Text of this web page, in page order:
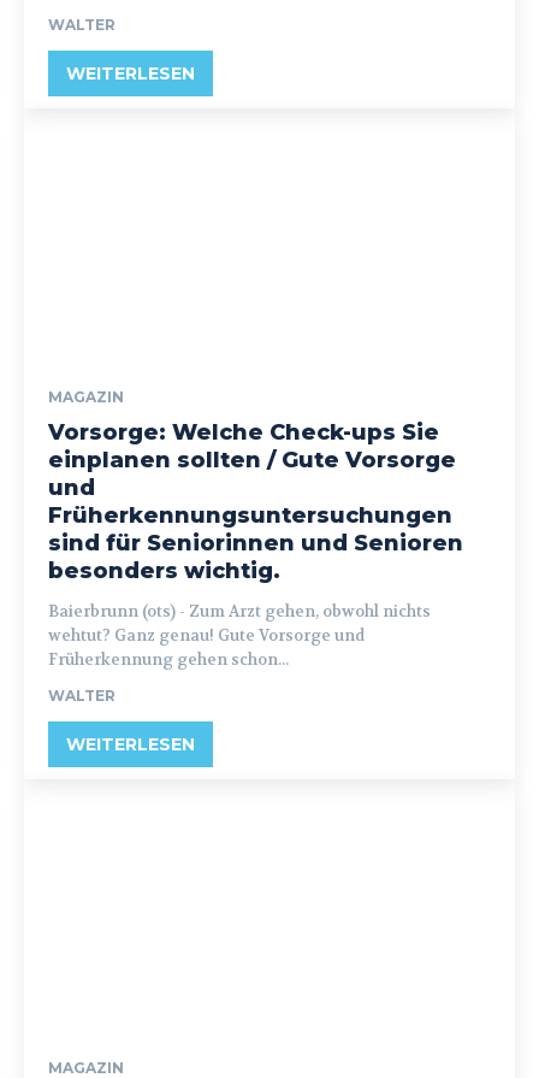
WALTER
WEITERLESEN
MAGAZIN
Vorsorge: Welche Check-ups Sie
einplanen sollten / Gute Vorsorge
und
Früherkennungsuntersuchungen
sind für Seniorinnen und Senioren
besonders wichtig.
Baierbrunn (ots) - Zum Arzt gehen, obwohl nichts
wehtut? Ganz genau! Gute Vorsorge und
Früherkennung gehen schon...
WALTER
WEITERLESEN
MAGAZIN